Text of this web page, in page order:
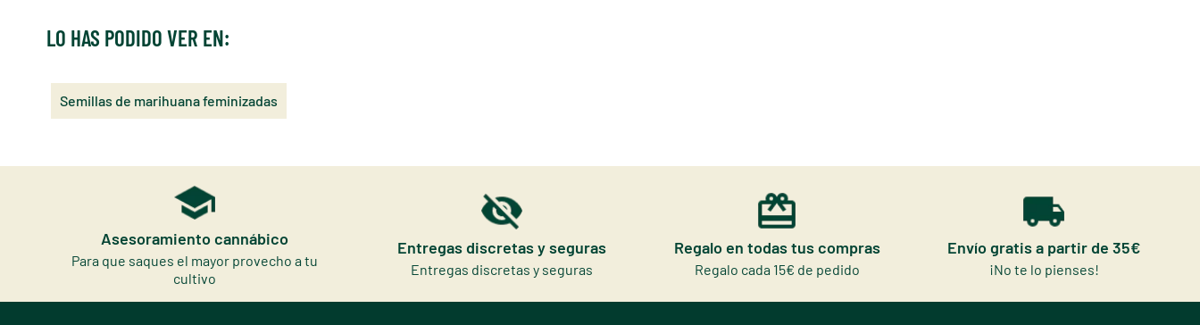
LO HAS PODIDO VER EN:
Semillas de marihuana feminizadas
Asesoramiento cannábico
Para que saques el mayor provecho a tu
cultivo
Entregas discretas y seguras
Entregas discretas y seguras
Regalo en todas tus compras
Regalo cada 15€ de pedido
Envío gratis a partir de 35€
¡No te lo pienses!